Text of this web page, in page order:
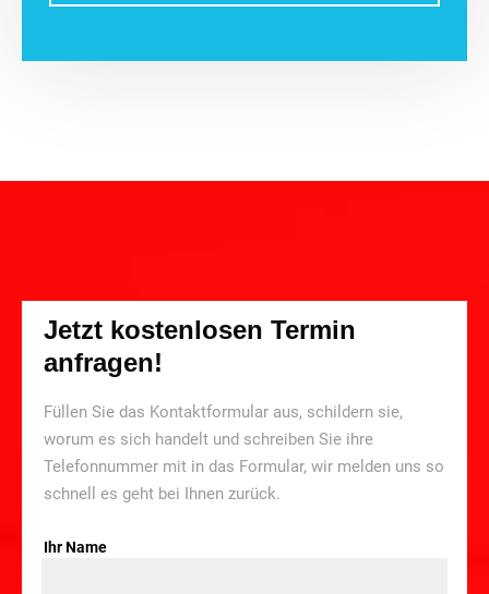
Jetzt kostenlosen Termin
anfragen!
Füllen Sie das Kontaktformular aus, schildern sie,
worum es sich handelt und schreiben Sie ihre
Telefonnummer mit in das Formular, wir melden uns so
schnell es geht bei Ihnen zurück.
Ihr Name